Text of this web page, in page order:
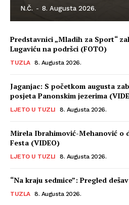
N.Č. - 8. Augusta 2026.
Predstavnici „Mladih za Sport“
Lugaviću na podršci (FOTO)
TUZLA 8. Augusta 2026.
Jaganjac: S početkom augusta
posjeta Panonskim jezerima
LJETO U TUZLI 8. Augusta 2026.
Mirela Ibrahimović-Mehanović o
Festa (VIDEO)
LJETO U TUZLI 8. Augusta 2026.
“Na kraju sedmice”: Pregled
TUZLA 8. Augusta 2026.